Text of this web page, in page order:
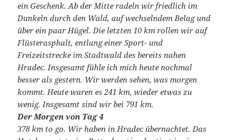
ein Geschenk. Ab der Mitte radeln wir friedlich im
Dunkeln durch den Wald, auf wechselndem Belag und
über ein paar Hügel. Die letzten 10 km rollen wir auf
Flüsterasphalt, entlang einer Sport- und
Freizeitstrecke im Stadtwald des bereits nahen
Hradec. Insgesamt fühle ich mich heute nochmal
besser als gestern. Wir werden sehen, was morgen
kommt. Heute waren es 241 km, wieder etwas zu
wenig. Insgesamt sind wir bei 791 km.
Der Morgen von Tag 4
378 km to go. Wir haben in Hradec übernachtet. Das